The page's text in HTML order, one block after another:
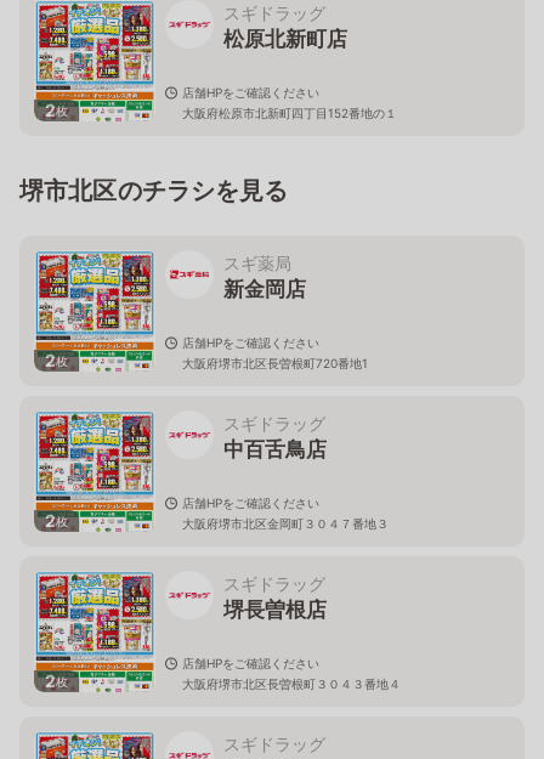
2枚
スギドラッグ
松原北新町店
店舗HPをご確認ください
大阪府松原市北新町四丁目152番地の１
堺市北区のチラシを見る
2枚
スギ薬局
新金岡店
店舗HPをご確認ください
大阪府堺市北区長曽根町720番地1
2枚
スギドラッグ
中百舌鳥店
店舗HPをご確認ください
大阪府堺市北区金岡町３０４７番地３
2枚
スギドラッグ
堺長曽根店
店舗HPをご確認ください
大阪府堺市北区長曽根町３０４３番地４
スギドラッグ